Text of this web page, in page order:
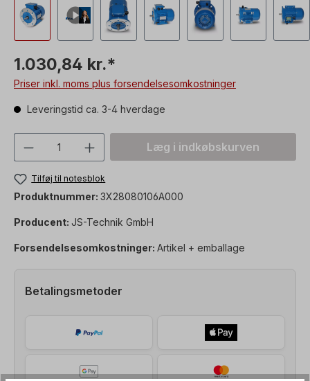
1.030,84 kr.*
Priser inkl. moms plus forsendelsesomkostninger
Leveringstid ca. 3-4 hverdage
Produktmængde: Indtast den
Læg i indkøbskurven
Tilføj til notesblok
Produktnummer: 3X28080106A000
Producent: JS-Technik GmbH
Forsendelsesomkostninger: Artikel + emballage
Betalingsmetoder